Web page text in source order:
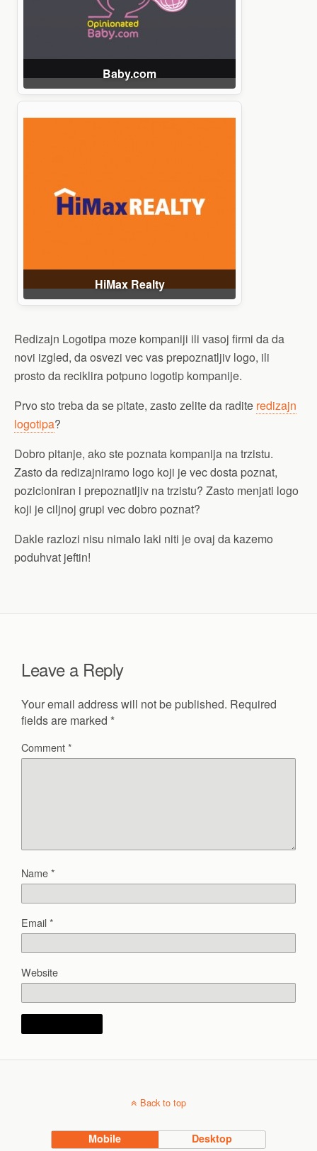
Baby.com
HiMax Realty
Redizajn Logotipa moze kompaniji ili vasoj firmi da da
novi izgled, da osvezi vec vas prepoznatljiv logo, ili
prosto da reciklira potpuno logotip kompanije.
Prvo sto treba da se pitate, zasto zelite da radite redizajn
logotipa?
Dobro pitanje, ako ste poznata kompanija na trzistu.
Zasto da redizajniramo logo koji je vec dosta poznat,
pozicioniran i prepoznatljiv na trzistu? Zasto menjati logo
koji je ciljnoj grupi vec dobro poznat?
Dakle razlozi nisu nimalo laki niti je ovaj da kazemo
poduhvat jeftin!
Leave a Reply
Your email address will not be published. Required
fields are marked *
Comment*
Name*
Email*
Website
Back to top
Mobile Desktop